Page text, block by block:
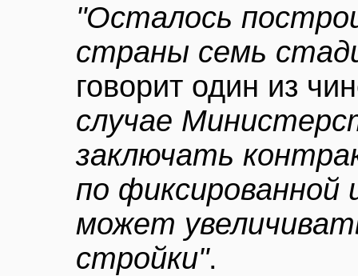
"Осталось
страны семь
говорит один из
случае
заключать
по фиксированной
может
стройки".